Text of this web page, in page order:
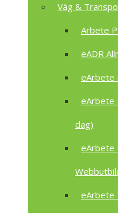
Väg &
Arbete
eADR
eArbete
eArbete
dag)
eArbete
eArbete